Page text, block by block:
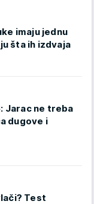
imaju jednu
šta ih izdvaja
Jarac ne treba
dugove i
Test